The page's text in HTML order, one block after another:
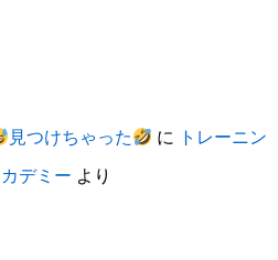
見つけちゃった に トレーニン
デミー より